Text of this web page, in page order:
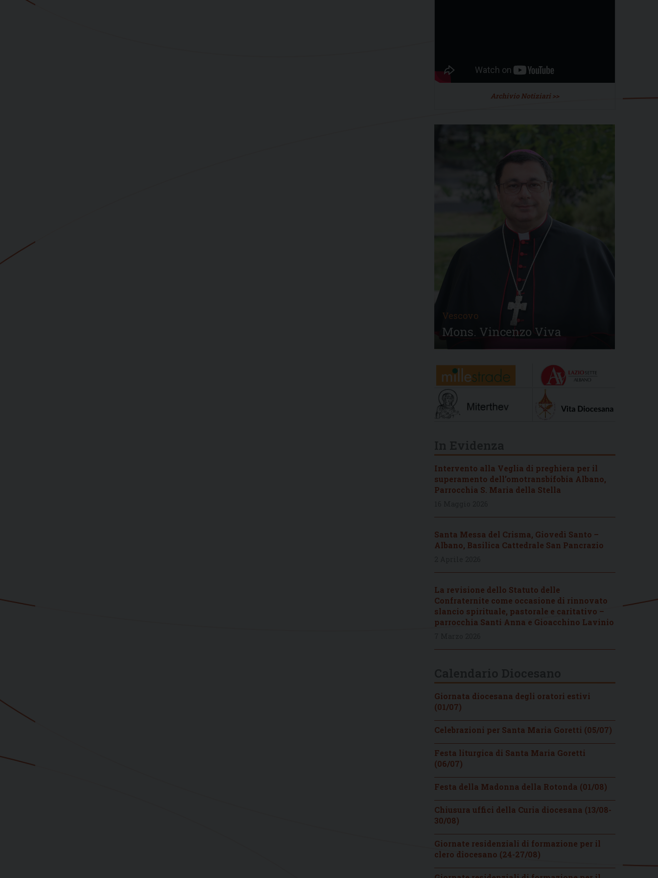
Archivio Notiziari >>
Vescovo
Mons. Vincenzo Viva
Intervento alla Veglia di preghiera per il
superamento dell’omotransbifobia Albano,
Parrocchia S. Maria della Stella
Santa Messa del Crisma, Giovedì Santo –
Albano, Basilica Cattedrale San Pancrazio
La revisione dello Statuto delle
Confraternite come occasione di rinnovato
slancio spirituale, pastorale e caritativo –
parrocchia Santi Anna e Gioacchino Lavinio
Giornata diocesana degli oratori estivi
(01/07)
Celebrazioni per Santa Maria Goretti (05/07)
Festa liturgica di Santa Maria Goretti
(06/07)
Festa della Madonna della Rotonda (01/08)
Chiusura uffici della Curia diocesana (13/08-
30/08)
Giornate residenziali di formazione per il
clero diocesano (24-27/08)